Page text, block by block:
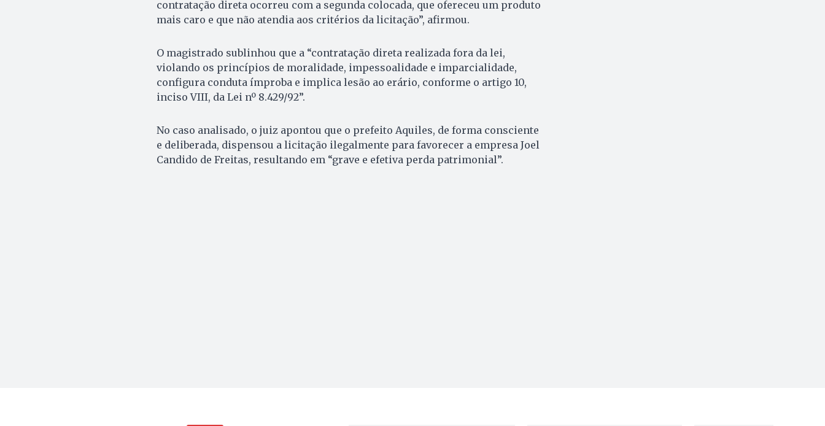
contratação direta ocorreu com a segunda colocada, que ofereceu um produto
mais caro e que não atendia aos critérios da licitação”, afirmou.
O magistrado sublinhou que a “contratação direta realizada fora da lei,
violando os princípios de moralidade, impessoalidade e imparcialidade,
configura conduta ímproba e implica lesão ao erário, conforme o artigo 10,
inciso VIII, da Lei nº 8.429/92”.
No caso analisado, o juiz apontou que o prefeito Aquiles, de forma consciente
e deliberada, dispensou a licitação ilegalmente para favorecer a empresa Joel
Candido de Freitas, resultando em “grave e efetiva perda patrimonial”.